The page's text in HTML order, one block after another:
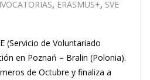
, ERASMUS+, SVE
(Servicio de Voluntariado
en Poznań – Bralin (Polonia).
de Octubre y finaliza a